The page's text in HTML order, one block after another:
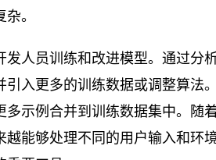
。
发人员训练和改进模型。通过分
入更多的训练数据或调整算法
示例合并到训练数据集中。随
能够处理不同的用户输入和环